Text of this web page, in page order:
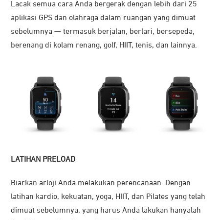
Lacak semua cara Anda bergerak dengan lebih dari 25
aplikasi GPS dan olahraga dalam ruangan yang dimuat
sebelumnya — termasuk berjalan, berlari, bersepeda,
berenang di kolam renang, golf, HIIT, tenis, dan lainnya.
LATIHAN PRELOAD
Biarkan arloji Anda melakukan perencanaan. Dengan
latihan kardio, kekuatan, yoga, HIIT, dan Pilates yang telah
dimuat sebelumnya, yang harus Anda lakukan hanyalah